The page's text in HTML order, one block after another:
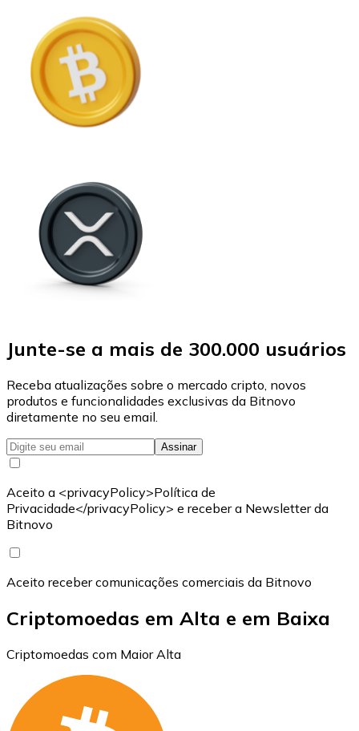
Junte-se a mais de 300.000 usuários
Receba atualizações sobre o mercado cripto, novos
produtos e funcionalidades exclusivas da Bitnovo
diretamente no seu email.
Assinar
Aceito a <privacyPolicy>Política de
Privacidade</privacyPolicy> e receber a Newsletter da
Bitnovo
Aceito receber comunicações comerciais da Bitnovo
Criptomoedas em Alta e em Baixa
Criptomoedas com Maior Alta